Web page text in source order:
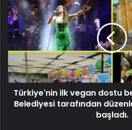
Türkiye'nin ilk vegan dostu
Belediyesi tarafından
başladı.